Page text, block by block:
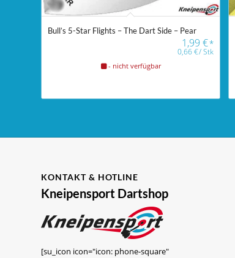
Bull’s 5-Star Flights – The Dart Side – Pear
1,99€*
0,66€/Stk
- nicht verfügbar
KONTAKT & HOTLINE
Kneipensport Dartshop
[su_icon icon="icon: phone-square"